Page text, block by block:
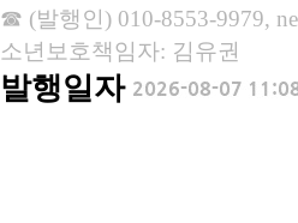
☎ (발행인) 010-8553-9979,
소년보호책임자: 김유권
발행일자